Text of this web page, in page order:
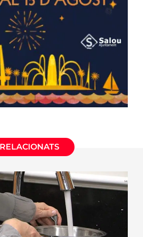
RELACIONATS